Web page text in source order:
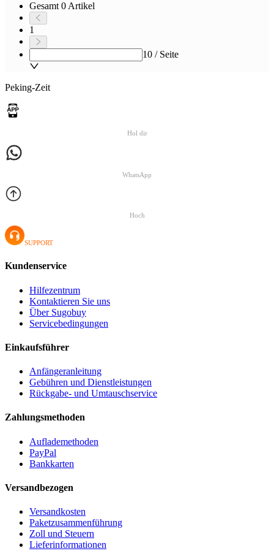
Gesamt 0 Artikel
1
10 / Seite
Peking-Zeit
Hol dir
WhatsApp
Hoch
SUPPORT
Kundenservice
Hilfezentrum
Kontaktieren Sie uns
Über Sugobuy
Servicebedingungen
Einkaufsführer
Anfängeranleitung
Gebühren und Dienstleistungen
Rückgabe- und Umtauschservice
Zahlungsmethoden
Auflademethoden
PayPal
Bankkarten
Versandbezogen
Versandkosten
Paketzusammenführung
Zoll und Steuern
Lieferinformationen